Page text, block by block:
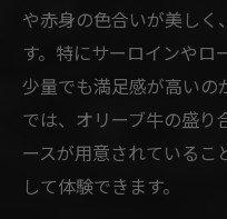
や赤身の色合いが美しく
す。特にサーロインやロ
少量でも満足感が高いの
では、オリーブ牛の盛り
ースが用意されているこ
して体験できます。